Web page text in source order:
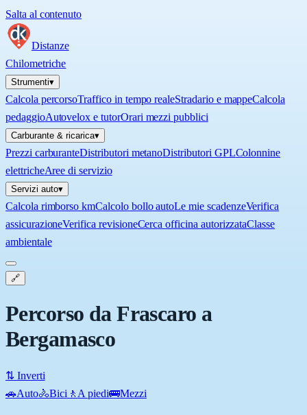
Salta al contenuto
Distanze
Chilometriche
Strumenti▾
Calcola percorsoTraffico in tempo realeStradario e mappeCalcola
pedaggioAutovelox e tutorOrari mezzi pubblici
Carburante & ricarica▾
Prezzi carburanteDistributori metanoDistributori GPLColonnine
elettricheAree di servizio
Servizi auto▾
Calcola rimborso kmCalcolo bollo autoLe mie scadenzeVerifica
assicurazioneVerifica revisioneCerca officina autorizzataClasse
ambientale
🔗
Percorso da Frascaro a
Bergamasco
⇅ Inverti
🚗Auto🚴Bici 🚶 A piedi🚌Mezzi